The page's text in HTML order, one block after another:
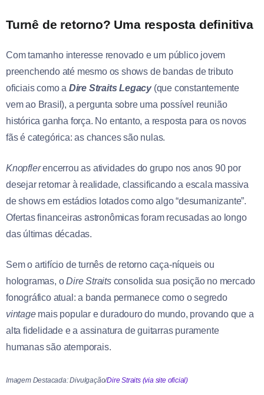
Turnê de retorno? Uma resposta definitiva
Com tamanho interesse renovado e um público jovem
preenchendo até mesmo os shows de bandas de tributo
oficiais como a Dire Straits Legacy(que constantemente
vem ao Brasil), a pergunta sobre uma possível reunião
histórica ganha força. No entanto, a resposta para os novos
fãs é categórica: as chances são nulas.
Knopflerencerrou as atividades do grupo nos anos 90 por
desejar retornar à realidade, classificando a escala massiva
de shows em estádios lotados como algo “desumanizante”.
Ofertas financeiras astronômicas foram recusadas ao longo
das últimas décadas.
Sem o artifício de turnês de retorno caça-níqueis ou
hologramas, oDire Straitsconsolida sua posição no mercado
fonográfico atual: a banda permanece como o segredo
vintagemais popular e duradouro do mundo, provando que a
alta fidelidade e a assinatura de guitarras puramente
humanas são atemporais.
Imagem Destacada: Divulgação/Dire Straits (via site oficial)